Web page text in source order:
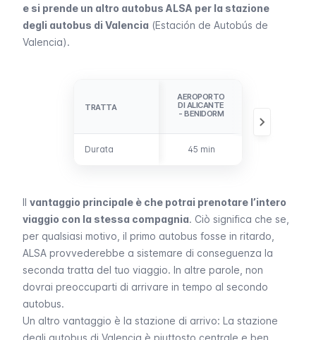
e si prende un altro autobus ALSA per la stazione
degli autobus di Valencia (Estación de Autobús de
Valencia).
TRATTA
Durata
TRATTA
AEROPORTO
DI ALICANTE
- BENIDORM
Durata 45 min
Il vantaggio principale è che potrai prenotare l’intero
viaggio con la stessa compagnia. Ciò significa che se,
per qualsiasi motivo, il primo autobus fosse in ritardo,
ALSA provvederebbe a sistemare di conseguenza la
seconda tratta del tuo viaggio. In altre parole, non
dovrai preoccuparti di arrivare in tempo al secondo
autobus.
Un altro vantaggio è la stazione di arrivo: La stazione
degli autobus di Valencia è piuttosto centrale e ben